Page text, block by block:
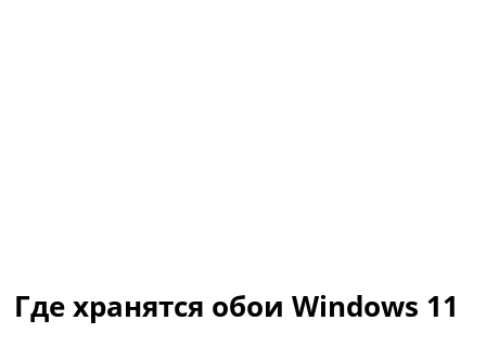
Где хранятся обои Windows 11